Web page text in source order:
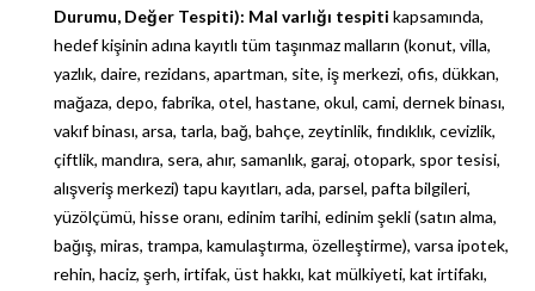
Durumu, Değer Tespiti): Mal varlığı tespiti kapsamında,
hedef kişinin adına kayıtlı tüm taşınmaz malların (konut, villa,
yazlık, daire, rezidans, apartman, site, iş merkezi, ofis, dükkan,
mağaza, depo, fabrika, otel, hastane, okul, cami, dernek binası,
vakıf binası, arsa, tarla, bağ, bahçe, zeytinlik, fındıklık, cevizlik,
çiftlik, mandıra, sera, ahır, samanlık, garaj, otopark, spor tesisi,
alışveriş merkezi) tapu kayıtları, ada, parsel, pafta bilgileri,
yüzölçümü, hisse oranı, edinim tarihi, edinim şekli (satın alma,
bağış, miras, trampa, kamulaştırma, özelleştirme), varsa ipotek,
rehin, haciz, şerh, irtifak, üst hakkı, kat mülkiyeti, kat irtifakı,